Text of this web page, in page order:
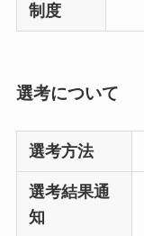
制度
選考について
選考方法
選考結果通
知